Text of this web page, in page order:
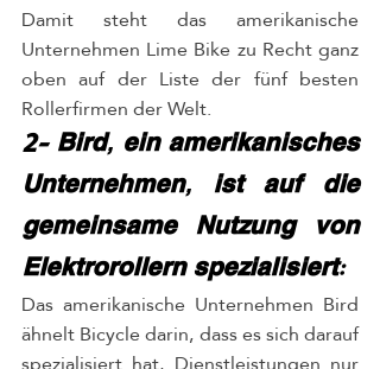
Damit steht das amerikanische
Unternehmen Lime Bike zu Recht ganz
oben auf der Liste der fünf besten
Rollerfirmen der Welt.
2- Bird, ein amerikanisches
Unternehmen, ist auf die
gemeinsame Nutzung von
Elektrorollern spezialisiert:
Das amerikanische Unternehmen Bird
ähnelt Bicycle darin, dass es sich darauf